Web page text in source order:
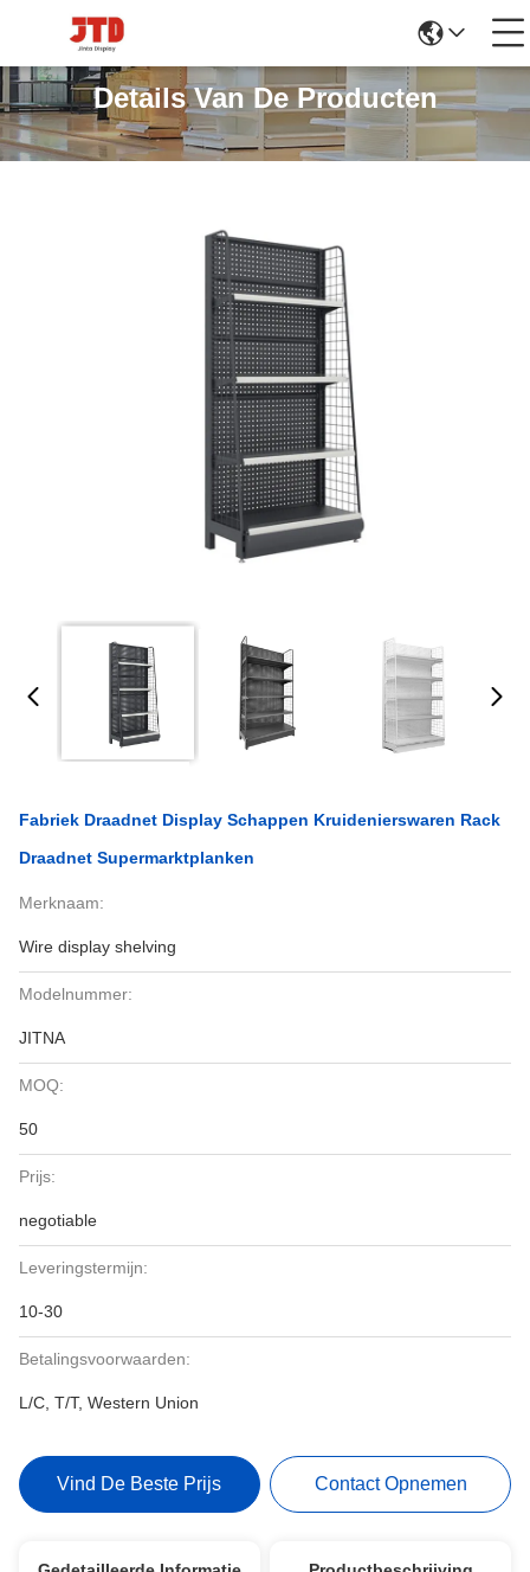
Details Van De Producten
Fabriek Draadnet Display Schappen Kruidenierswaren Rack
Draadnet Supermarktplanken
Merknaam:
Wire display shelving
Modelnummer:
JITNA
MOQ:
50
Prijs:
negotiable
Leveringstermijn:
10-30
Betalingsvoorwaarden:
L/C, T/T, Western Union
Vind De Beste Prijs Contact Opnemen